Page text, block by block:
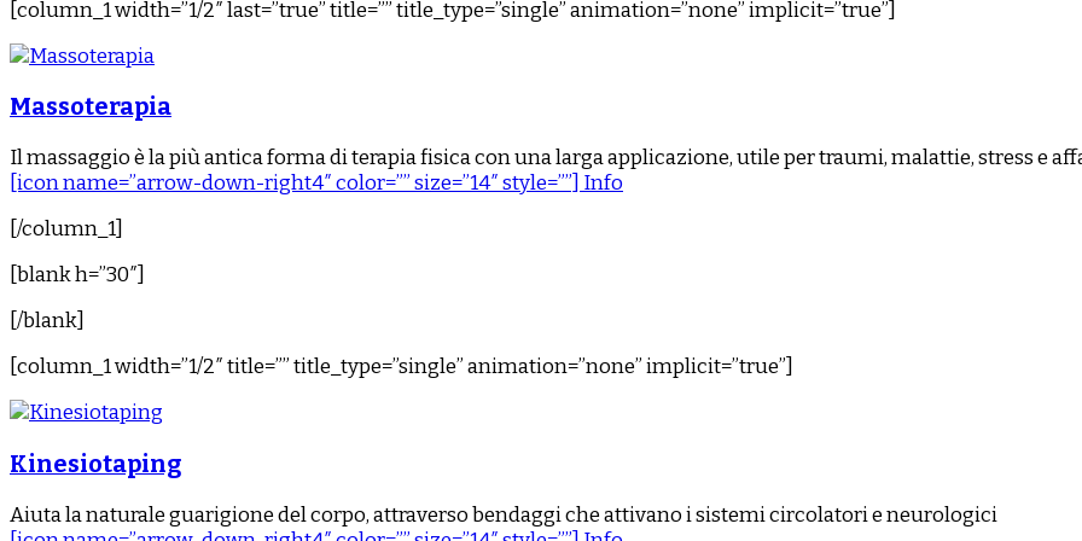
[column_1 width=”1/2″ last=”true” title=”” title_type=”single” animation=”none” implicit=”true”]
Massoterapia
Il massaggio è la più antica forma di terapia fisica con una larga applicazione, utile per traumi, malattie, stress e
[icon name=”arrow-down-right4″ color=”” size=”14″ style=””] Info
[/column_1]
[blank h=”30″]
[/blank]
[column_1 width=”1/2″ title=”” title_type=”single” animation=”none” implicit=”true”]
Kinesiotaping
Aiuta la naturale guarigione del corpo, attraverso bendaggi che attivano i sistemi circolatori e neurologici